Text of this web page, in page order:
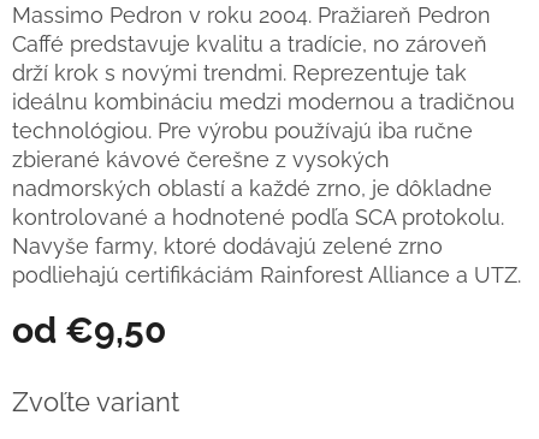
od €9,50
cena:
Zvoľte variant
Massimo Pedron v roku 2004. Pražiareň Pedron
Caffé predstavuje kvalitu a tradície, no zároveň
drží krok s novými trendmi. Reprezentuje tak
ideálnu kombináciu medzi modernou a tradičnou
technológiou. Pre výrobu používajú iba ručne
zbierané kávové čerešne z vysokých
nadmorských oblastí a každé zrno, je dôkladne
kontrolované a hodnotené podľa SCA protokolu.
Navyše farmy, ktoré dodávajú zelené zrno
podliehajú certifikáciám Rainforest Alliance a UTZ.